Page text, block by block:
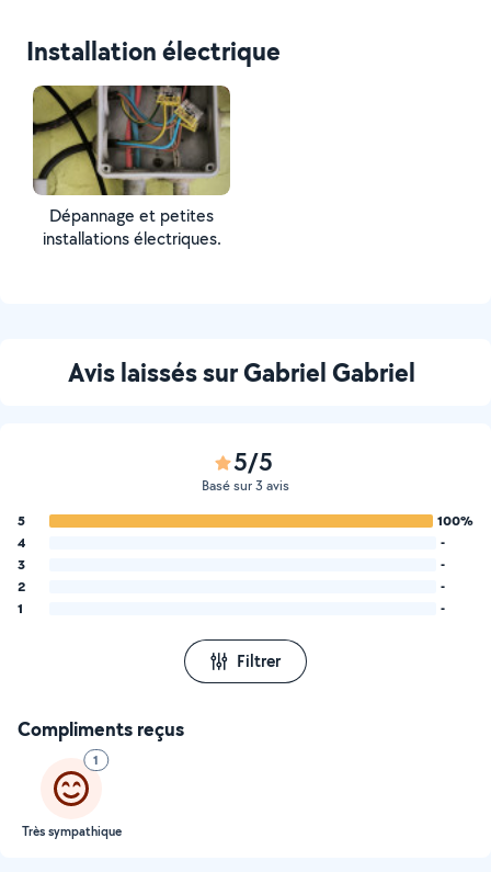
Installation électrique
Dépannage et petites
installations électriques.
Avis laissés sur Gabriel Gabriel
5/5
Basé sur 3 avis
5
100%
4
-
3
-
2
-
1
-
Filtrer
Compliments reçus
1
Très sympathique